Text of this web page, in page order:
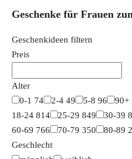
Geschenke für Frauen
Geschenkideen filtern
Preis
Alter
0-1 74 2-4 49 5-8 96 90+
18-24 814 25-29 849 30-39
60-69 766 70-79 350 80-89
Geschlecht